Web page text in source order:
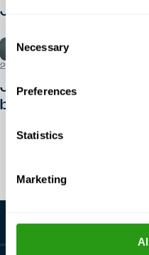
Selection
Necessary
Preferences
Statistics
Marketing
Jak zapisać się na
29 LIPCA 2026 R.
Jak rozpocząć
bezpieczeństwa na